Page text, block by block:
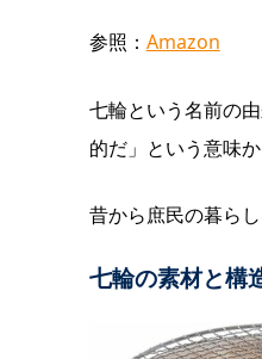
参照： Amazon
七輪という名前の
的だ」という意味
昔から庶民の暮ら
七輪の素材と構